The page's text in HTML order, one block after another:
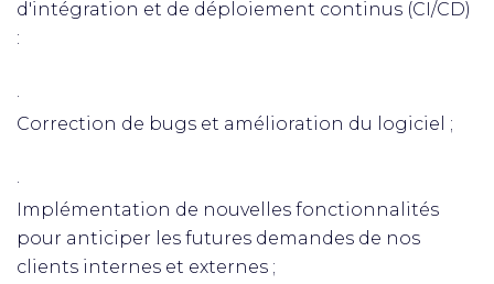
d'intégration et de déploiement continus (CI/CD)
:
·
Correction de bugs et amélioration du logiciel ;
·
Implémentation de nouvelles fonctionnalités
pour anticiper les futures demandes de nos
clients internes et externes ;